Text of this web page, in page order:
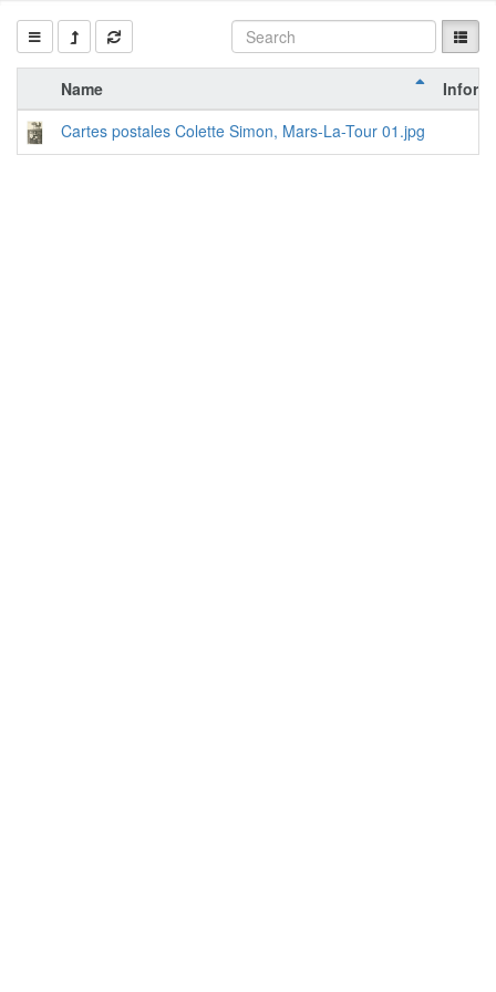
Name
Cartes postales Colette Simon, Mars-La-Tour 01.jpg